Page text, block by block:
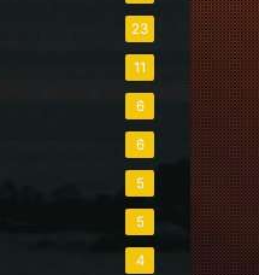
23
11
6
6
5
5
4